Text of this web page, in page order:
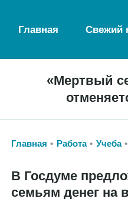
Главная Свежий
«Мертвый
Главная Работа Учеба
В Госдуме
семьям денег на